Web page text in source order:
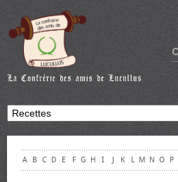
A B C D E F G H I J K L M N O P